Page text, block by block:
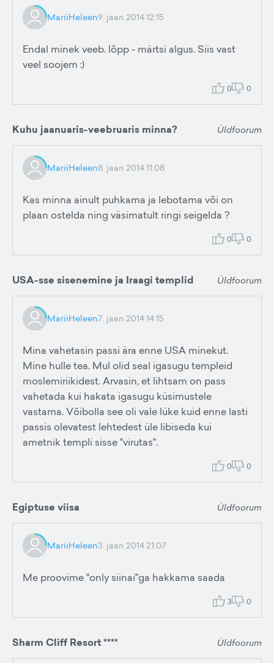
MariiHeleen9. jaan 2014 12:15
Endal minek veeb. lõpp - märtsi algus. Siis vast
veel soojem :)
0 0
Kuhu jaanuaris-veebruaris minna? Üldfoorum
MariiHeleen8. jaan 2014 11:08
Kas minna ainult puhkama ja lebotama või on
plaan ostelda ning väsimatult ringi seigelda ?
0 0
USA-sse sisenemine ja Iraagi templid Üldfoorum
MariiHeleen7. jaan 2014 14:15
Mina vahetasin passi ära enne USA minekut.
Mine hulle tea. Mul olid seal igasugu templeid
moslemiriikidest. Arvasin, et lihtsam on pass
vahetada kui hakata igasugu küsimustele
vastama. Võibolla see oli vale lüke kuid enne lasti
passis olevatest lehtedest üle libiseda kui
ametnik templi sisse "virutas".
0 0
Egiptuse viisa Üldfoorum
MariiHeleen3. jaan 2014 21:07
Me proovime "only siinai"ga hakkama saada
3 0
Sharm Cliff Resort **** Üldfoorum